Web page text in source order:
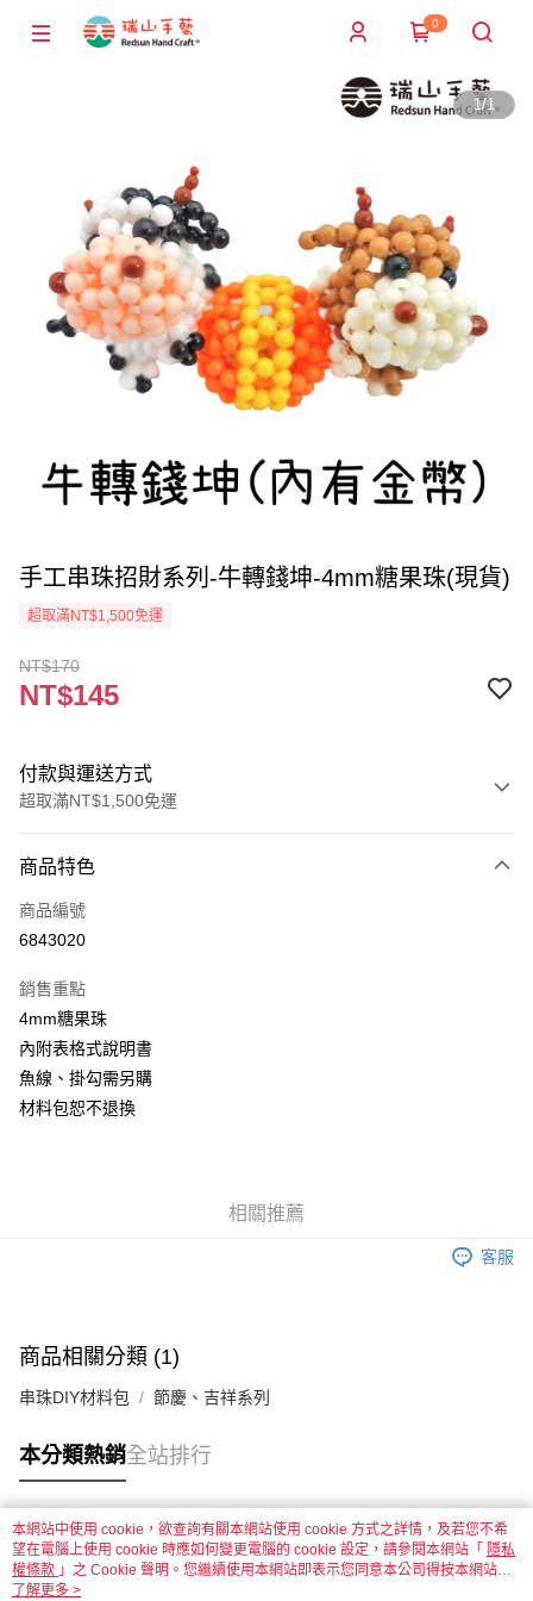
0
1/1
手工串珠招財系列-牛轉錢坤-4mm糖果珠(現貨)
超取滿NT$1,500免運
NT$170
NT$145
付款與運送方式
超取滿NT$1,500免運
信用卡一次付款
超商取貨付款
街口支付
悠遊付
運送方式
宅配 新竹物流
付款後門市自取
免運費
商品特色
商品編號
6843020
銷售重點
4mm糖果珠
內附表格式說明書
魚線、掛勾需另購
材料包恕不退換
相關推薦
客服
商品相關分類 (1)
串珠DIY材料包 節慶、吉祥系列
本分類熱銷全站排行
熱門標籤
本網站中使用 cookie，欲查詢有關本網站使用 cookie 方式之詳情，及若您不希
望在電腦上使用 cookie 時應如何變更電腦的 cookie 設定，請參閱本網站「 隱私
權條款 」之 Cookie 聲明。您繼續使用本網站即表示您同意本公司得按本網站使
用條款之 Cookie 聲明使用 cookie。
了解更多 >